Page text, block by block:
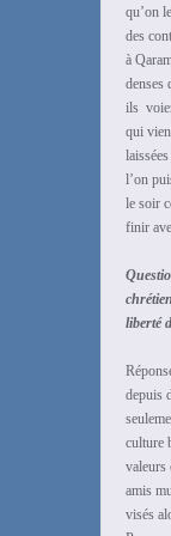
qu’on
des
à
denses
ils
qui
l’on
le soir
finir
liberté
depuis
culture
valeurs
amis
visés